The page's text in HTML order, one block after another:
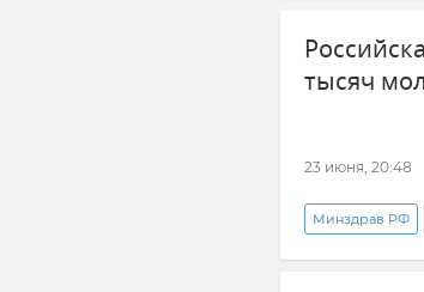
тысяч
23 июня, 20:48
Минздрав РФ